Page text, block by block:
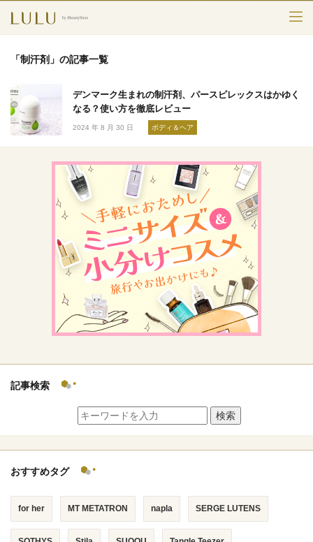
スキンケア
メークアップ
エイジングケア
フレグランス
ボディ＆ヘア
ライフスタイル
検索
「制汗剤」の記事一覧
デンマーク生まれの制汗剤、パースピレックスはかゆく
なる？使い方を徹底レビュー
2024 年 8 月 30 日 ボディ＆ヘア
記事検索
検索
おすすめタグ
for her MT METATRON napla SERGE LUTENS